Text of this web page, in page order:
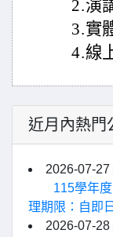
2.演講
3.實體
4.線上
近月內熱門
2026-07-27
115學年
理期限：自即
2026-07-28